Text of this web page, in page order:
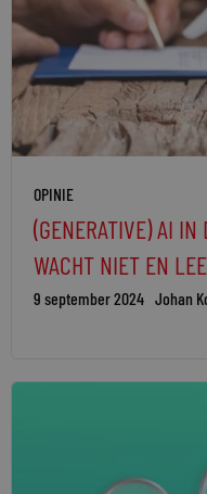
OPINIE
(GENERATIVE) AI
WACHT NIET EN
9 september 2024 Johan